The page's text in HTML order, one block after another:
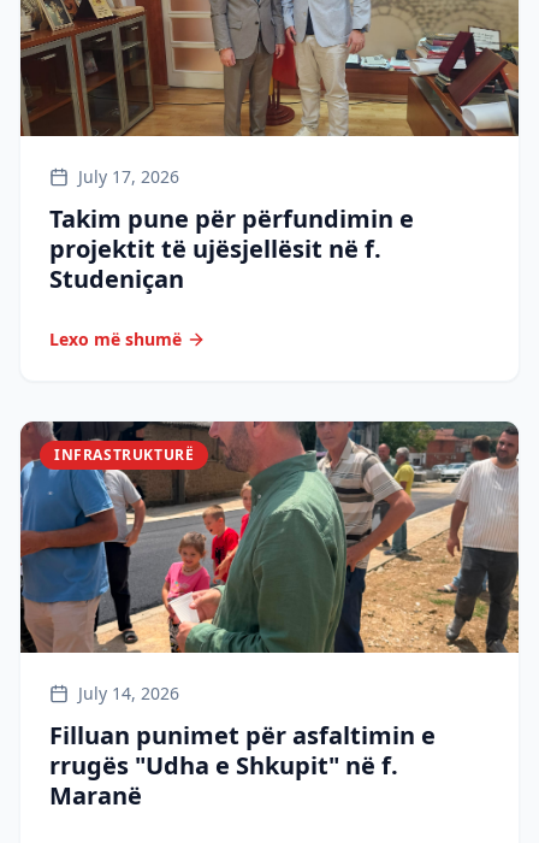
July 17, 2026
Takim pune për përfundimin e
projektit të ujësjellësit në f.
Studeniçan
Lexo më shumë
INFRASTRUKTURË
July 14, 2026
Filluan punimet për asfaltimin e
rrugës "Udha e Shkupit" në f.
Maranë